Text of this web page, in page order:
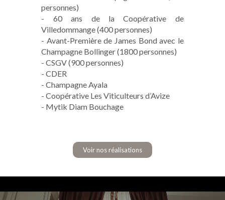
personnes)
- 60 ans de la Coopérative de
Villedommange (400 personnes)
- Avant-Première de James Bond avec le
Champagne Bollinger (1800 personnes)
- CSGV (900 personnes)
- CDER
- Champagne Ayala
- Coopérative Les Viticulteurs d’Avize
- Mytik Diam Bouchage
Voir nos réalisations